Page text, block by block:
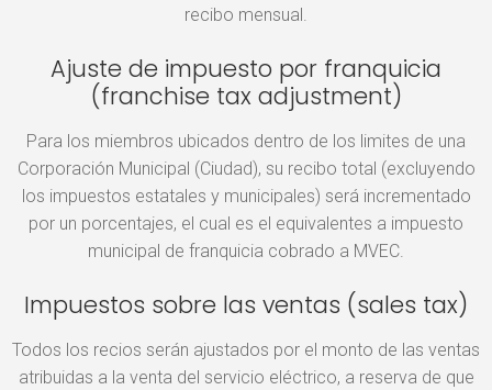
recibo mensual.
Ajuste de impuesto por franquicia
(franchise tax adjustment)
Para los miembros ubicados dentro de los limites de una
Corporación Municipal (Ciudad), su recibo total (excluyendo
los impuestos estatales y municipales) será incrementado
por un porcentajes, el cual es el equivalentes a impuesto
municipal de franquicia cobrado a MVEC.
Impuestos sobre las ventas (sales tax)
Todos los recios serán ajustados por el monto de las ventas
atribuidas a la venta del servicio eléctrico, a reserva de que